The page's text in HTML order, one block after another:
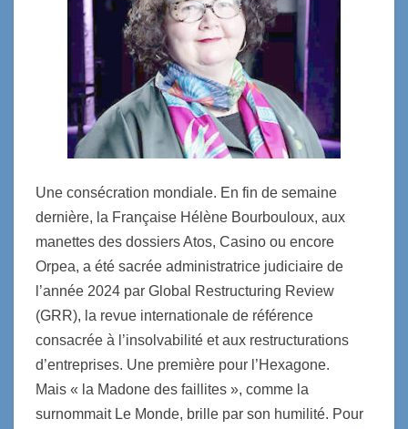
Une consécration mondiale. En fin de semaine
dernière, la Française Hélène Bourbouloux, aux
manettes des dossiers Atos, Casino ou encore
Orpea, a été sacrée administratrice judiciaire de
l’année 2024 par Global Restructuring Review
(GRR), la revue internationale de référence
consacrée à l’insolvabilité et aux restructurations
d’entreprises. Une première pour l’Hexagone.
Mais « la Madone des faillites », comme la
surnommait Le Monde, brille par son humilité. Pour